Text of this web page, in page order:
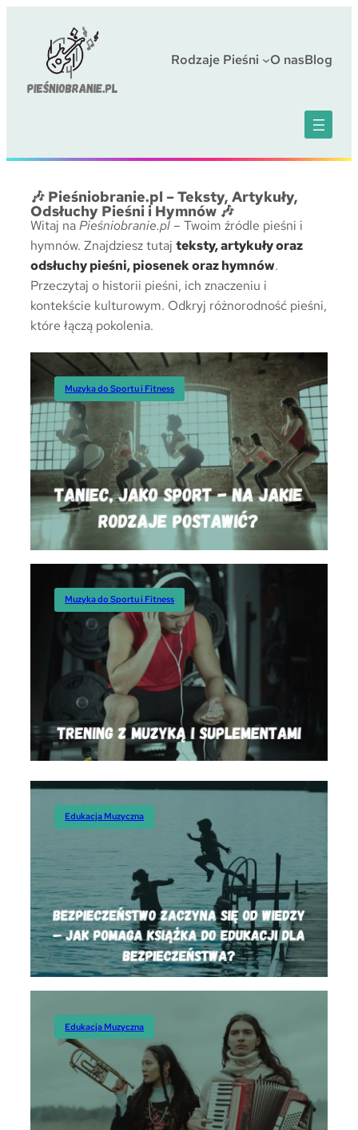
Rodzaje Pieśni O nasBlog
🎶 Pieśniobranie.pl – Teksty, Artykuły,
Odsłuchy Pieśni i Hymnów 🎶
Witaj naPieśniobranie.pl – Twoim źródle pieśni i
hymnów. Znajdziesz tutaj teksty, artykuły oraz
odsłuchy pieśni, piosenek oraz hymnów.
Przeczytaj o historii pieśni, ich znaczeniu i
kontekście kulturowym. Odkryj różnorodność pieśni,
które łączą pokolenia.
Sport i Fitness
Muzyka do Sportu i Fitness
Muzyka do Sportu i Fitness
Edukacja
Edukacja Muzyczna
Edukacja Muzyczna